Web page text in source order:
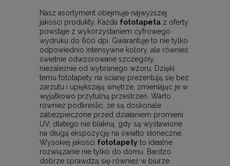
Nasz asortyment obejmuje najwyższej
jakości produkty. Każda fototapeta z oferty
powstaje z wykorzystaniem cyfrowego
wydruku do 600 dpi. Gwarantuje to nie tylko
odpowiednio intensywne kolory, ale również
świetnie odwzorowane szczegóły,
niezależnie od wybranego wzoru. Dzięki
temu fototapety na ścianę prezentują się bez
zarzutu i upiększają wnętrze, zmieniając je w
wyjątkowo przytulną przestrzeń. Warto
również podkreślić, że są doskonale
zabezpieczone przed działaniem promieni
UV, dlatego nie blakną, gdy są wystawione
na długą ekspozycję na światło słoneczne.
Wysokiej jakości fototapety to idealne
rozwiązanie nie tylko do domu. Bardzo
dobrze sprawdzą się również w biurze.